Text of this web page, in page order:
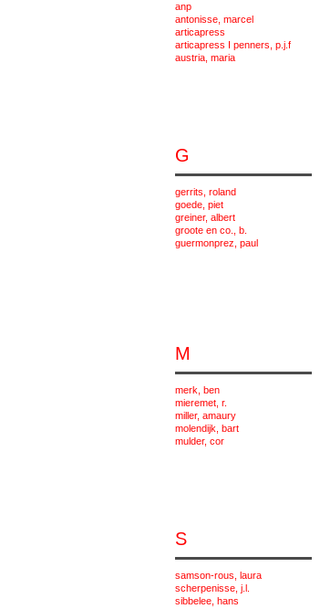
anp
antonisse, marcel
articapress
articapress I penners, p.j.f
austria, maria
G
gerrits, roland
goede, piet
greiner, albert
groote en co., b.
guermonprez, paul
M
merk, ben
mieremet, r.
miller, amaury
molendijk, bart
mulder, cor
S
samson-rous, laura
scherpenisse, j.l.
sibbelee, hans